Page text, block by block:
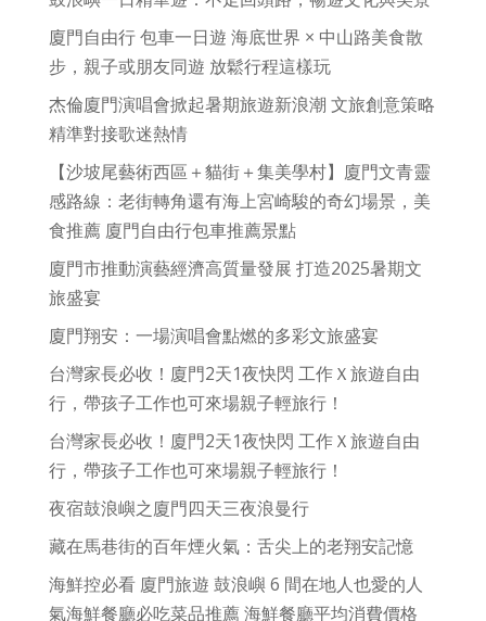
廈門自由行 包車一日遊 海底世界 × 中山路美食散
步，親子或朋友同遊 放鬆行程這樣玩
杰倫廈門演唱會掀起暑期旅遊新浪潮 文旅創意策略
精準對接歌迷熱情
【沙坡尾藝術西區＋貓街＋集美學村】廈門文青靈
感路線：老街轉角還有海上宮崎駿的奇幻場景，美
食推薦 廈門自由行包車推薦景點
廈門市推動演藝經濟高質量發展 打造2025暑期文
旅盛宴
廈門翔安：一場演唱會點燃的多彩文旅盛宴
台灣家長必收！廈門2天1夜快閃 工作Ｘ旅遊自由
行，帶孩子工作也可來場親子輕旅行！
台灣家長必收！廈門2天1夜快閃 工作Ｘ旅遊自由
行，帶孩子工作也可來場親子輕旅行！
夜宿鼓浪嶼之廈門四天三夜浪曼行
藏在馬巷街的百年煙火氣：舌尖上的老翔安記憶
海鮮控必看 廈門旅遊 鼓浪嶼 6 間在地人也愛的人
氣海鮮餐廳必吃菜品推薦 海鮮餐廳平均消費價格